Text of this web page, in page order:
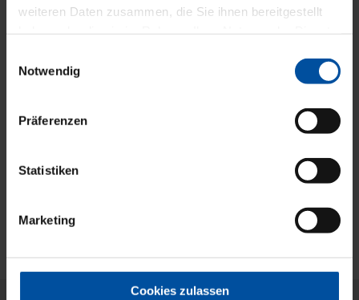
weiteren Daten zusammen, die Sie ihnen bereitgestellt
Notwendig
Präferenzen
Statistiken
Marketing
Cookies zulassen
management